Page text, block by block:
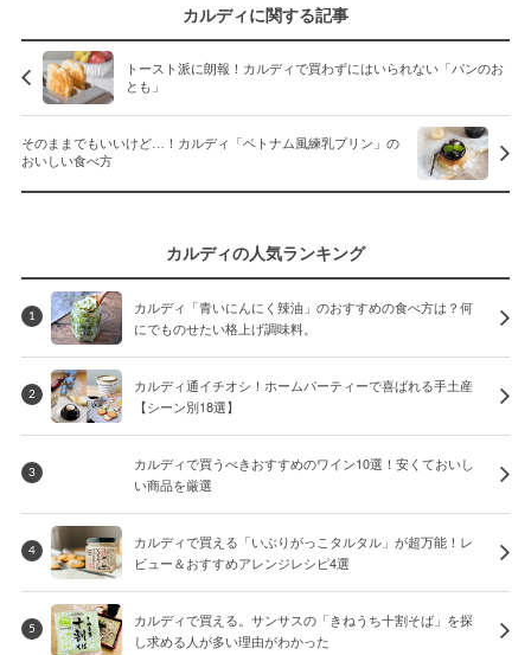
カルディに関する記事
トースト派に朗報！カルディで買わずにはいられない「パンのお
とも」
そのままでもいいけど…！カルディ「ベトナム風練乳プリン」の
おいしい食べ方
カルディの人気ランキング
1
カルディ「青いにんにく辣油」のおすすめの食べ方は？何
にでものせたい格上げ調味料。
2
カルディ通イチオシ！ホームパーティーで喜ばれる手土産
【シーン別18選】
3
カルディで買うべきおすすめのワイン10選！安くておいし
い商品を厳選
4
カルディで買える「いぶりがっこタルタル」が超万能！レ
ビュー＆おすすめアレンジレシピ4選
5
カルディで買える。サンサスの「きねうち十割そば」を探
し求める人が多い理由がわかった